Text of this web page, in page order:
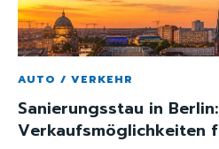
AUTO / VERKEHR
Sanierungsstau in Berlin:
Verkaufsmöglichkeiten